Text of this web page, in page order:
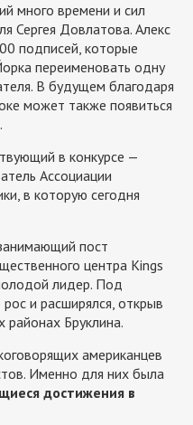
много времени и сил
Сергея Довлатова. Алекс
подписей, которые
переименовать одну
В будущем благодаря
может также появиться
в конкурсе —
Ассоциации
в которую сегодня
пост
центра Kings
лидер. Под
и расширялся, открыв
Бруклина.
американцев
Именно для них была
достижения в